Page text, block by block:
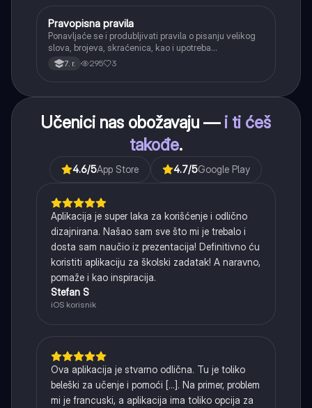
Srpski jezik
Pravopisna pravila
Ponavljaće se i produbljivati pravila o pisanju velikog
slova, brojeva, skraćenica, kao i upotreba
interpunkcije, sa posebnim fokusom na zarez u
složenoj rečenici.
7. r. 295 3
Učenici nas obožavaju — i ti ćeš
takođe.
4.6/5App Store 4.7/5Google Play
Aplikacija je super laka za korišćenje i odlično
dizajnirana. Našao sam sve što mi je trebalo i
dosta sam naučio iz prezentacija! Definitivno ću
koristiti aplikaciju za školski zadatak! A naravno,
pomaže i kao inspiracija.
Stefan S
iOS korisnik
Ova aplikacija je stvarno odlična. Tu je toliko
beleški za učenje i pomoći [...]. Na primer, problem
mi je francuski, a aplikacija ima toliko opcija za